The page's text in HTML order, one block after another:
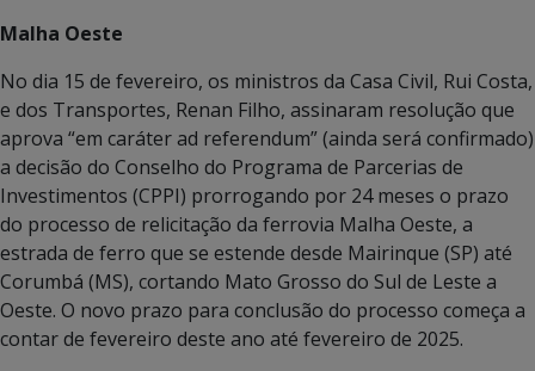
Malha Oeste
No dia 15 de fevereiro, os ministros da Casa Civil, Rui Costa,
e dos Transportes, Renan Filho, assinaram resolução que
aprova “em caráter ad referendum” (ainda será confirmado)
a decisão do Conselho do Programa de Parcerias de
Investimentos (CPPI) prorrogando por 24 meses o prazo
do processo de relicitação da ferrovia Malha Oeste, a
estrada de ferro que se estende desde Mairinque (SP) até
Corumbá (MS), cortando Mato Grosso do Sul de Leste a
Oeste. O novo prazo para conclusão do processo começa a
contar de fevereiro deste ano até fevereiro de 2025.